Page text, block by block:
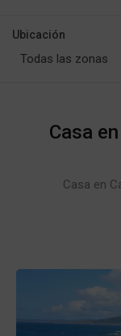
Ubicación
Todas las zonas
Casa
Casa en